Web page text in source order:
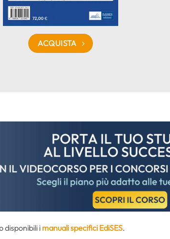
ACQUISTA
disponibili imanuali specifici EdiSES.